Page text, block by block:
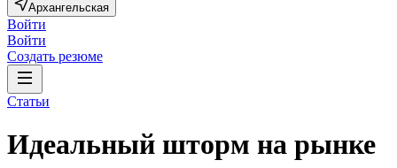
Архангельская
Войти
Войти
Создать резюме
Статьи
Идеальный шторм на рынке